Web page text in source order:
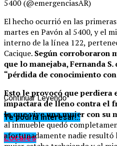
5400 (@emergenciasAR)
El hecho ocurrió en las
martes en Pavón al 5400, y el
interno de la línea 122,
Cacique. Según corroboraron
que lo manejaba, Fernanda
“pérdida de conocimiento
Esto le provocó que
impactara de lleno contra el
la que vive una mujer con su
al inmueble quedó
afortunadamente nadie resultó
Continuar Leyendo
Te podría interesar...
Locales